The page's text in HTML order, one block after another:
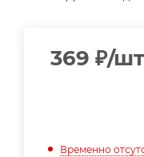
369 ₽/шт
Временно